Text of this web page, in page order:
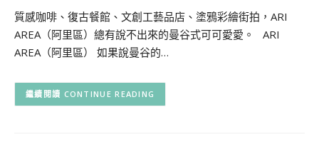
質感咖啡、復古餐館、文創工藝品店、塗鴉彩繪街拍，ARI
AREA（阿里區）總有說不出來的曼谷式可可愛愛。 ARI
AREA（阿里區） 如果說曼谷的…
CONTINUE READING